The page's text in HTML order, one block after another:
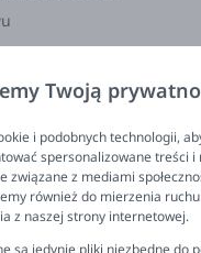
reklamacja
zadawane pytania
Twoją
i podobnych technologii,
spersonalizowane treści i
związane z mediami
również do mierzenia
z naszej strony internetowej.
są jedynie pliki niezbędne do